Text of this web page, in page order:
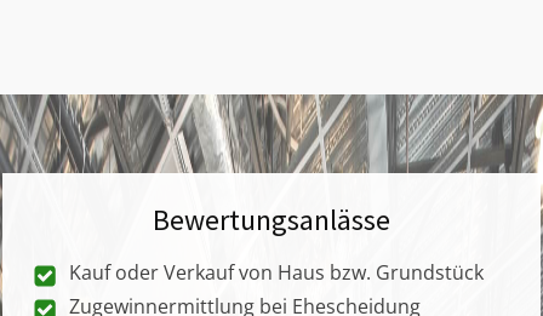
Bewertungsanlässe
Kauf oder Verkauf von Haus bzw. Grundstück
Zugewinnermittlung bei Ehescheidung